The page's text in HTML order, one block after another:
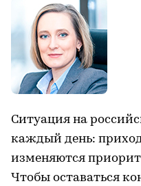
Ситуация на
каждый день:
изменяются
Чтобы оставаться